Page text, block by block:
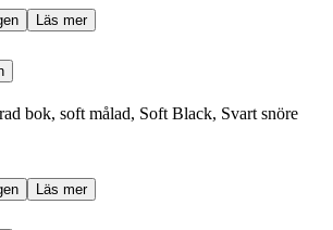
Läs mer
bok, soft målad, Soft Black, Svart snöre
Läs mer